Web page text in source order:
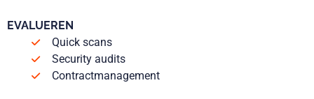
EVALUEREN
Quick scans
Security audits
Contractmanagement